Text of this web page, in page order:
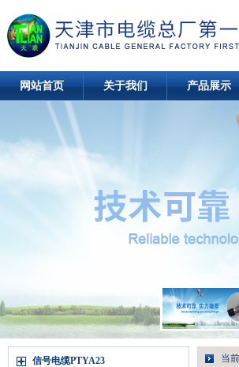
网站首页 关于我们 产品展示
信号电缆PTYA23 当